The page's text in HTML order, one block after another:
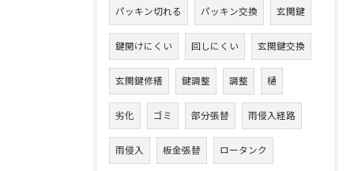
パッキン切れる パッキン交換 玄関鍵
鍵開けにくい 回しにくい 玄関鍵交換
玄関鍵修繕 鍵調整 調整 樋
劣化 ゴミ 部分張替 雨侵入経路
雨侵入 板金張替 ロータンク